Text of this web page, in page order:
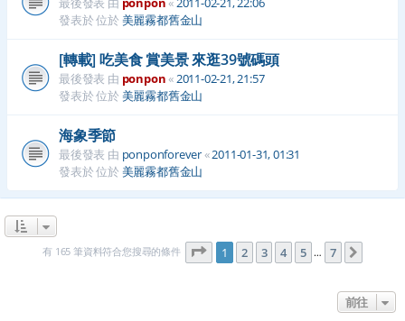
發表於 位於 美麗霧都舊金山
[轉載] 吃美食 賞美景 來逛39號碼頭
最後發表 由 ponpon« 2011-02-21, 21:57
發表於 位於 美麗霧都舊金山
海象季節
最後發表 由 ponponforever«2011-01-31, 01:31
發表於 位於 美麗霧都舊金山
有 165 筆資料符合您搜尋的條件 1 頁 (共 7 頁)
1 2 3 4 5 … 7
前往